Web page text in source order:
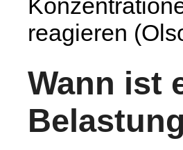
reagieren
Wann ist